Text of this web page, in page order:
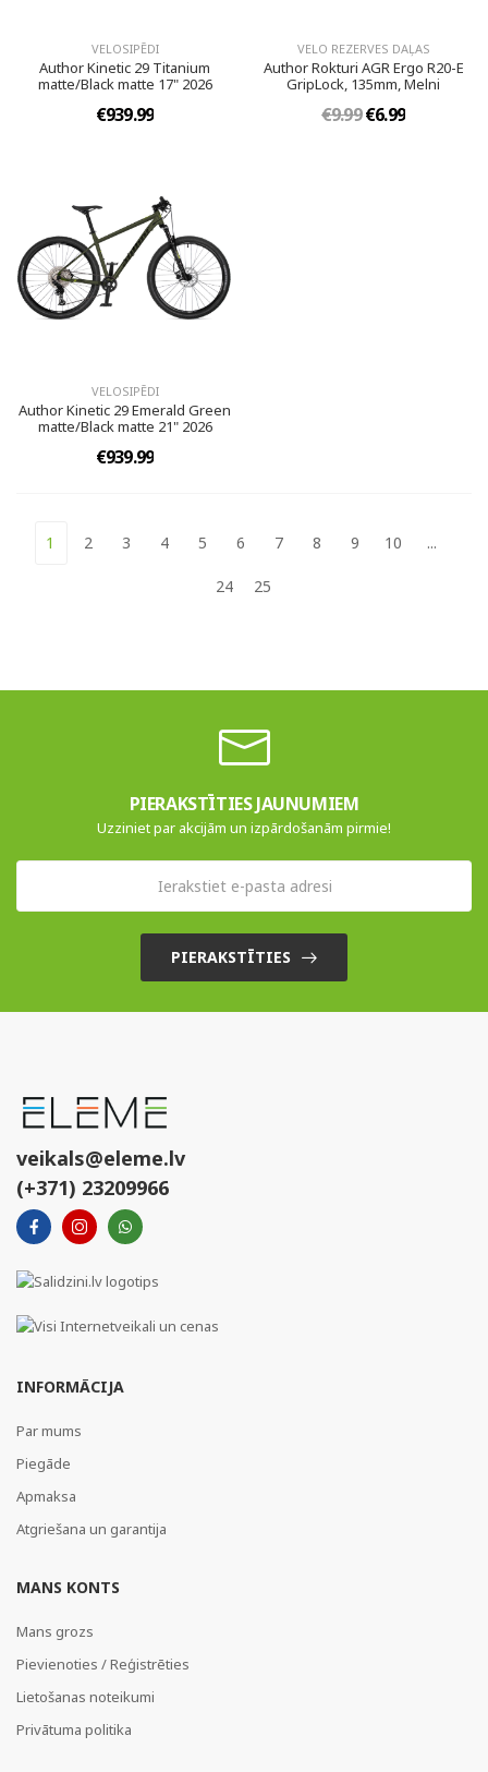
VELOSIPĒDI
Author Kinetic 29 Titanium
matte/Black matte 17" 2026
€939.99
VELO REZERVES DAĻAS
Author Rokturi AGR Ergo R20-E
GripLock, 135mm, Melni
€9.99€6.99
VELOSIPĒDI
Author Kinetic 29 Emerald Green
matte/Black matte 21" 2026
€939.99
1 2 3 4 5 6 7 8 9 10 ...
24 25
PIERAKSTĪTIES JAUNUMIEM
Uzziniet par akcijām un izpārdošanām pirmie!
PIERAKSTĪTIES
veikals@eleme.lv
(+371) 23209966
INFORMĀCIJA
Par mums
Piegāde
Apmaksa
Atgriešana un garantija
MANS KONTS
Mans grozs
Pievienoties / Reģistrēties
Lietošanas noteikumi
Privātuma politika